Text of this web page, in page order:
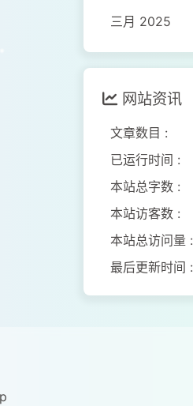
三月 2025
网站资讯
文章数目 :
已运行时间 :
本站总字数 :
本站访客数 :
本站总访问量 :
最后更新时间 :